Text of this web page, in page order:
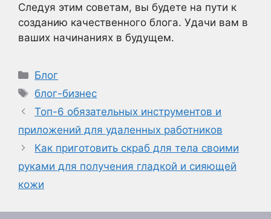
Следуя этим советам, вы будете на пути к
созданию качественного блога. Удачи вам в
ваших начинаниях в будущем.
Рубрики
Блог
Метки
блог-бизнес
Топ-6 обязательных инструментов и
приложений для удаленных работников
Как приготовить скраб для тела своими
руками для получения гладкой и сияющей
кожи